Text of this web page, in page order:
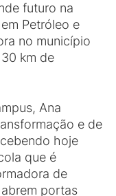
futuro na
Petróleo e
no município
km de
Ana
e de
hoje
que é
de
portas